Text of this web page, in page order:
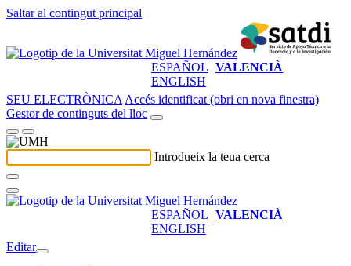
Saltar al contingut principal
ESPAÑOL VALENCIÀ
ENGLISH
SEU ELECTRÒNICA Accés identificat (obri en nova finestra)
Gestor de continguts del lloc
Introdueix la teua cerca
ESPAÑOL VALENCIÀ
ENGLISH
Editar